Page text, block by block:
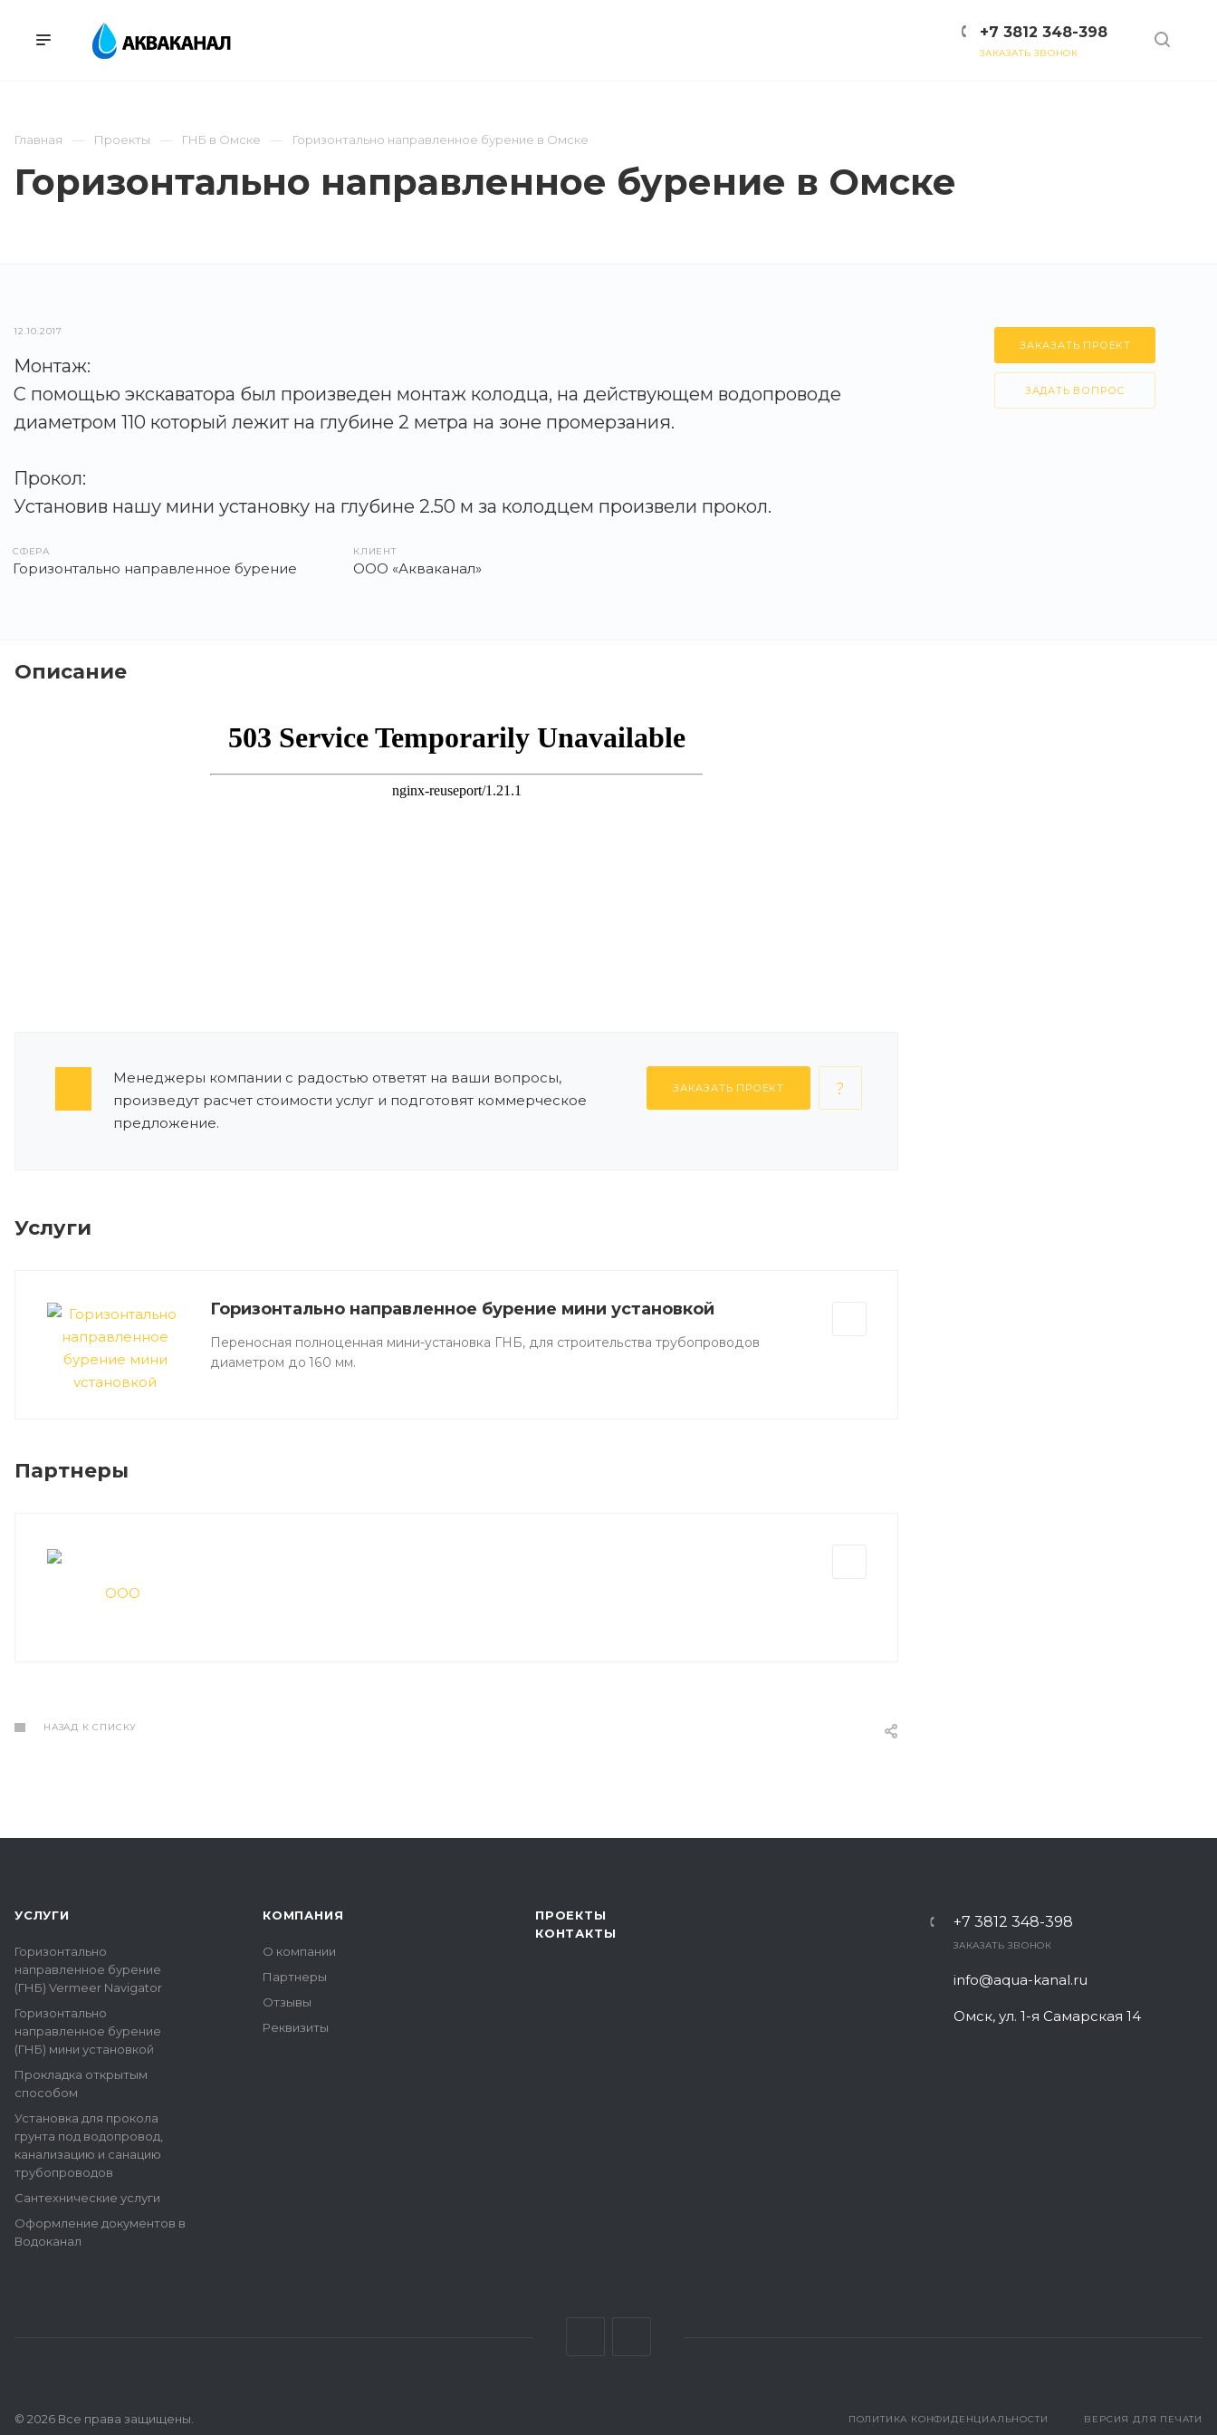
+7 3812 348-398
ЗАКАЗАТЬ ЗВОНОК
Главная Проекты ГНБ в Омске Горизонтально направленное бурение в Омске
Горизонтально направленное бурение в Омске
12.10.2017
Монтаж:
С помощью экскаватора был произведен монтаж колодца, на действующем водопроводе
диаметром 110 который лежит на глубине 2 метра на зоне промерзания.
Прокол:
Установив нашу мини установку на глубине 2.50 м за колодцем произвели прокол.
СФЕРА
Горизонтально направленное бурение
КЛИЕНТ
ООО «Акваканал»
ЗАКАЗАТЬ ПРОЕКТ
ЗАДАТЬ ВОПРОС
Описание
Менеджеры компании с радостью ответят на ваши вопросы,
произведут расчет стоимости услуг и подготовят коммерческое
предложение.
ЗАКАЗАТЬ ПРОЕКТ
Услуги
Горизонтально направленное бурение мини установкой
Переносная полноценная мини-установка ГНБ, для строительства трубопроводов
диаметром до 160 мм.
Партнеры
НАЗАД К СПИСКУ
УСЛУГИ
Горизонтально
направленное бурение
(ГНБ) Vermeer Navigator
Горизонтально
направленное бурение
(ГНБ) мини установкой
Прокладка открытым
способом
Установка для прокола
грунта под водопровод,
канализацию и санацию
трубопроводов
Сантехнические услуги
Оформление документов в
Водоканал
КОМПАНИЯ
О компании
Партнеры
Отзывы
Реквизиты
ПРОЕКТЫ
КОНТАКТЫ
+7 3812 348-398
ЗАКАЗАТЬ ЗВОНОК
info@aqua-kanal.ru
Омск, ул. 1-я Самарская 14
ВЕРСИЯ ДЛЯ ПЕЧАТИ
ПОЛИТИКА КОНФИДЕНЦИАЛЬНОСТИ
© 2026 Все права защищены.